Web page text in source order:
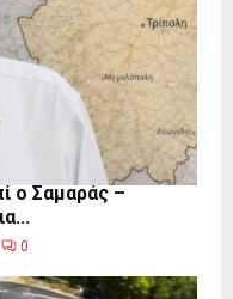
ο Σαμαράς –
0